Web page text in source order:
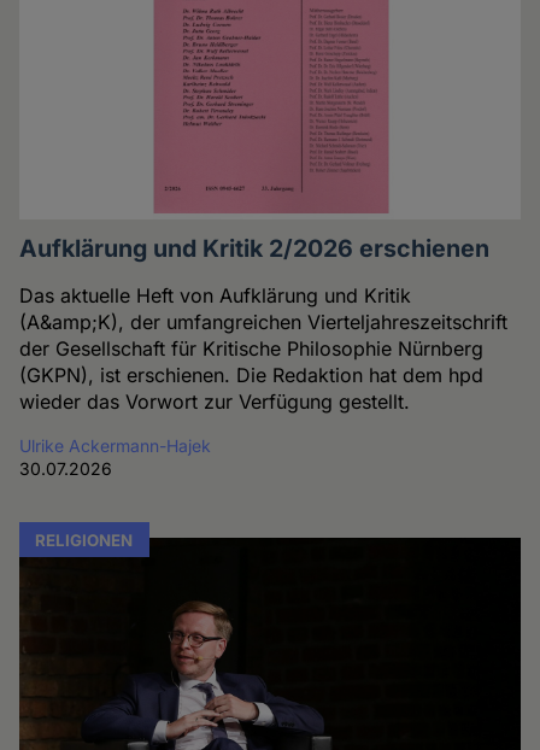
Aufklärung und Kritik 2/2026 erschienen
Das aktuelle Heft von Aufklärung und Kritik
(A&amp;K), der umfangreichen Vierteljahreszeitschrift
der Gesellschaft für Kritische Philosophie Nürnberg
(GKPN), ist erschienen. Die Redaktion hat dem hpd
wieder das Vorwort zur Verfügung gestellt.
Ulrike Ackermann-Hajek
30.07.2026
RELIGIONEN